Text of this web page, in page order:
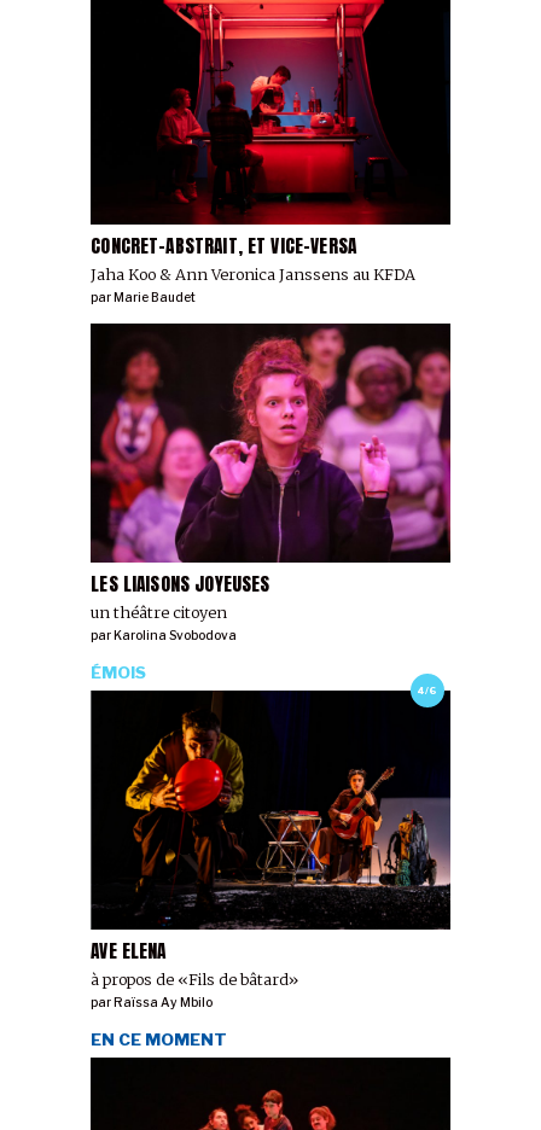
CONCRET-ABSTRAIT, ET VICE-VERSA
Jaha Koo & Ann Veronica Janssens au KFDA
par Marie Baudet
LES LIAISONS JOYEUSES
un théâtre citoyen
par Karolina Svobodova
4/6
AVE ELENA
à propos de «Fils de bâtard»
ÉMOIS
parRaïssa Ay Mbilo
EN CE MOMENT